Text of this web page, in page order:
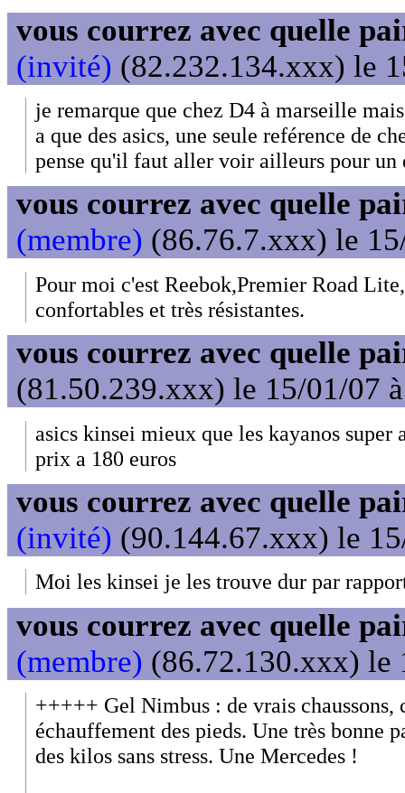
vous courrez avec quelle
(invité) (82.232.134.xxx) le
je remarque que chez D4 à marseille
a que des asics, une seule reférence de
pense qu'il faut aller voir ailleurs pour un
vous courrez avec quelle
(membre) (86.76.7.xxx) le
Pour moi c'est Reebok,Premier Road
confortables et très résistantes.
vous courrez avec quelle
(81.50.239.xxx) le 15/01/07
asics kinsei mieux que les kayanos super
prix a 180 euros
vous courrez avec quelle
(invité) (90.144.67.xxx) le
Moi les kinsei je les trouve dur par
vous courrez avec quelle
(membre) (86.72.130.xxx) le
+++++ Gel Nimbus : de vrais chaussons,
échauffement des pieds. Une très bonne
des kilos sans stress. Une Mercedes !